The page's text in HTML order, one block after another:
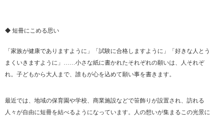
◆ 短冊にこめる思い
「家族が健康でありますように」「試験に合格しますように」「好きな人とう
まくいきますように」……小さな紙に書かれたそれぞれの願いは、人それぞ
れ。子どもから大人まで、誰もが心を込めて願い事を書きます。
最近では、地域の保育園や学校、商業施設などで笹飾りが設置され、訪れる
人々が自由に短冊を結べるようになっています。人の想いが集まるこの光景に